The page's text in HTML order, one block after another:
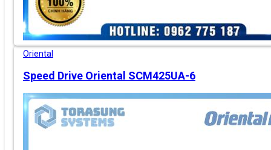
Oriental
Speed Drive Oriental SCM425UA-6